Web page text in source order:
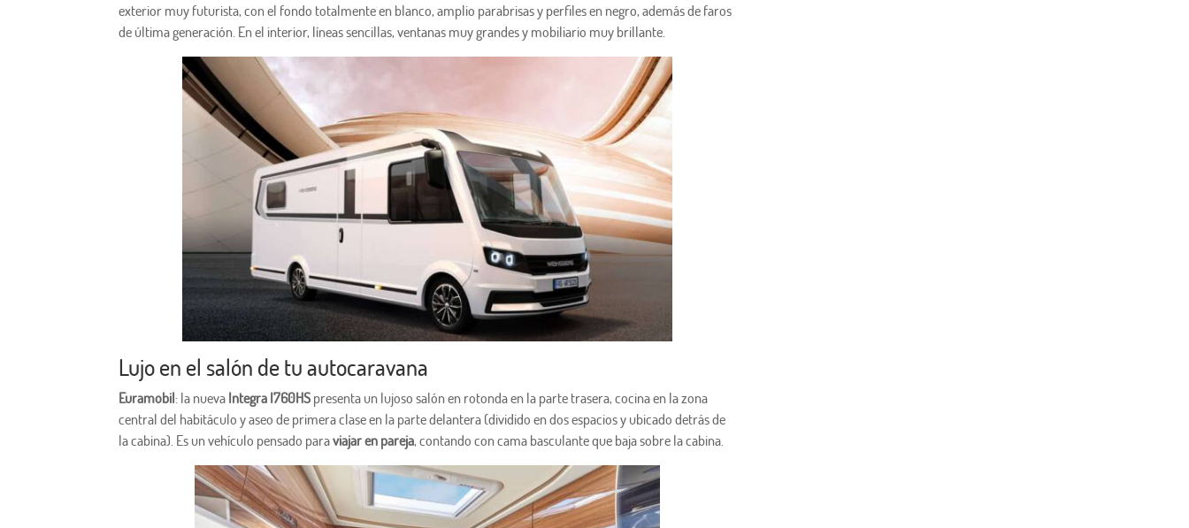
exterior muy futurista, con el fondo totalmente en blanco, amplio parabrisas y perfiles en negro, además de faros
de última generación. En el interior, líneas sencillas, ventanas muy grandes y mobiliario muy brillante.
Lujo en el salón de tu autocaravana
Euramobil: la nueva Integra I760HS presenta un lujoso salón en rotonda en la parte trasera, cocina en la zona
central del habitáculo y aseo de primera clase en la parte delantera (dividido en dos espacios y ubicado detrás de
la cabina). Es un vehículo pensado paraviajar en pareja, contando con cama basculante que baja sobre la cabina.